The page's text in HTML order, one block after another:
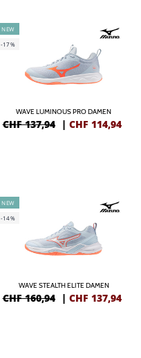
NEW
-17%
WAVE LUMINOUS PRO DAMEN
CHF 137,94 | CHF 114,94
NEW
-14%
WAVE STEALTH ELITE DAMEN
CHF 160,94 | CHF 137,94